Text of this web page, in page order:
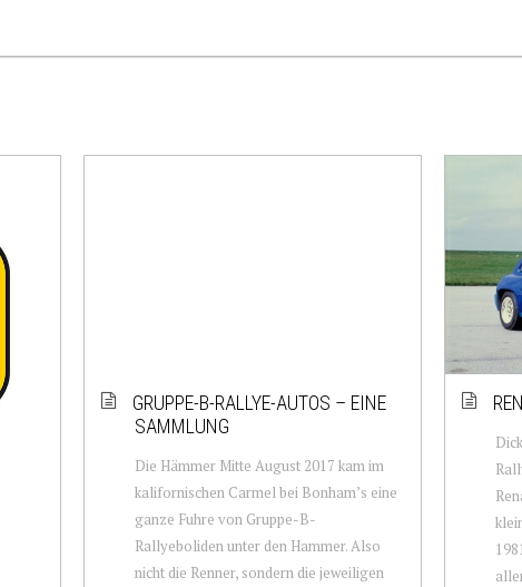
GRUPPE-B-RALLYE-AUTOS – EINE
SAMMLUNG
Die Hämmer Mitte August 2017 kam im
kalifornischen Carmel bei Bonham’s eine
ganze Fuhre von Gruppe-B-
Rallyeboliden unter den Hammer. Also
nicht die Renner, sondern die jeweiligen